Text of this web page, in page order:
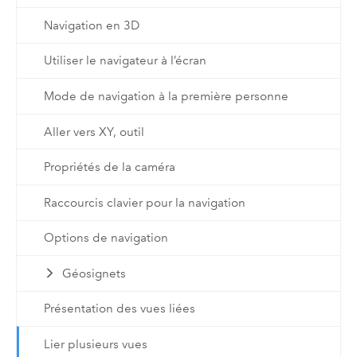
Navigation en 3D
Utiliser le navigateur à l’écran
Mode de navigation à la première personne
Aller vers XY, outil
Propriétés de la caméra
Raccourcis clavier pour la navigation
Options de navigation
Géosignets
Présentation des vues liées
Lier plusieurs vues